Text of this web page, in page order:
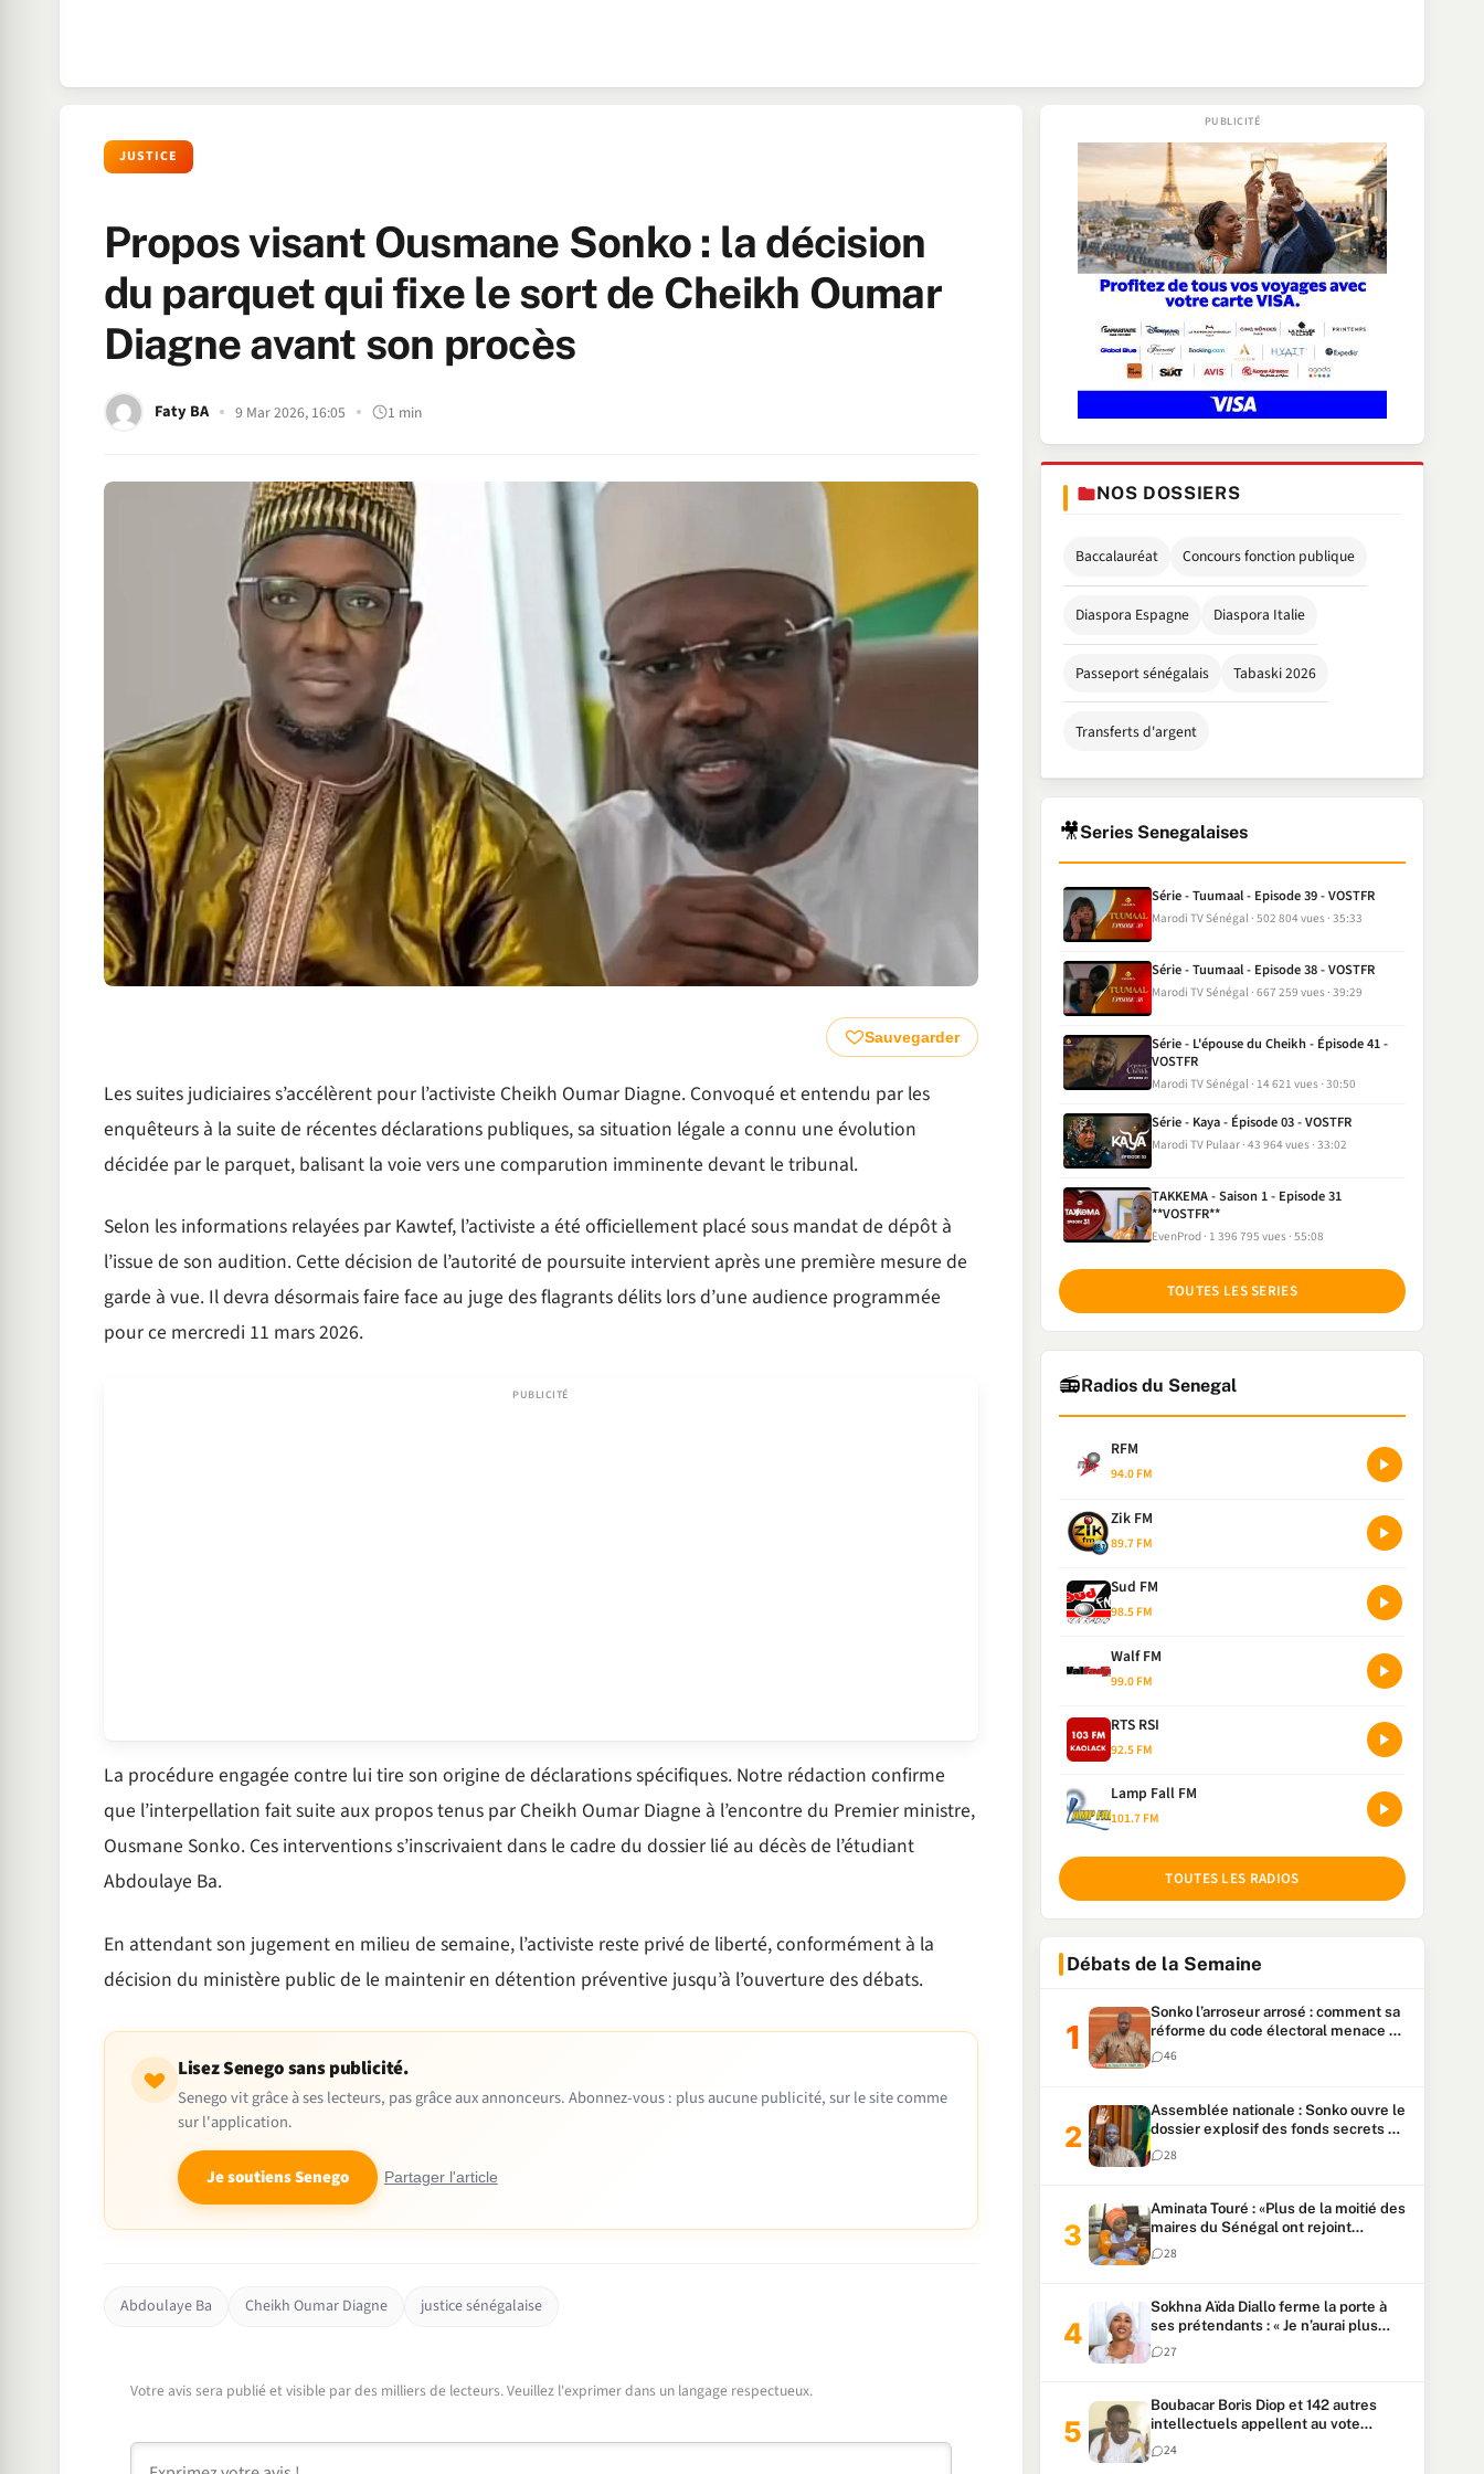
JUSTICE
Propos visant Ousmane Sonko : la décision
du parquet qui fixe le sort de Cheikh Oumar
Diagne avant son procès
Faty BA 9 Mar 2026, 16:05 1 min
Sauvegarder
Les suites judiciaires s’accélèrent pour l’activiste Cheikh Oumar Diagne. Convoqué et entendu par les
enquêteurs à la suite de récentes déclarations publiques, sa situation légale a connu une évolution
décidée par le parquet, balisant la voie vers une comparution imminente devant le tribunal.
Selon les informations relayées par Kawtef, l’activiste a été officiellement placé sous mandat de dépôt à
l’issue de son audition. Cette décision de l’autorité de poursuite intervient après une première mesure de
garde à vue. Il devra désormais faire face au juge des flagrants délits lors d’une audience programmée
pour ce mercredi 11 mars 2026.
La procédure engagée contre lui tire son origine de déclarations spécifiques. Notre rédaction confirme
que l’interpellation fait suite aux propos tenus par Cheikh Oumar Diagne à l’encontre du Premier ministre,
Ousmane Sonko. Ces interventions s’inscrivaient dans le cadre du dossier lié au décès de l’étudiant
Abdoulaye Ba.
En attendant son jugement en milieu de semaine, l’activiste reste privé de liberté, conformément à la
décision du ministère public de le maintenir en détention préventive jusqu’à l’ouverture des débats.
Lisez Senego sans publicité.
Senego vit grâce à ses lecteurs, pas grâce aux annonceurs. Abonnez-vous : plus aucune publicité, sur le site comme
sur l'application.
Je soutiens Senego Partager l'article
Abdoulaye Ba Cheikh Oumar Diagne justice sénégalaise
Votre avis sera publié et visible par des milliers de lecteurs. Veuillez l'exprimer dans un langage respectueux.
Commentaire
NOS DOSSIERS
Baccalauréat Concours fonction publique
Diaspora Espagne Diaspora Italie
Passeport sénégalais Tabaski 2026
Transferts d'argent
🎥Series Senegalaises
Série - Tuumaal - Episode 39 - VOSTFR
Marodi TV Sénégal 502 804 vues 35:33
Série - Tuumaal - Episode 38 - VOSTFR
Marodi TV Sénégal 667 259 vues 39:29
Série - L'épouse du Cheikh - Épisode 41 -
VOSTFR
Marodi TV Sénégal 14 621 vues 30:50
Série - Kaya - Épisode 03 - VOSTFR
Marodi TV Pulaar 43 964 vues 33:02
TAKKEMA - Saison 1 - Episode 31
**VOSTFR**
EvenProd 1 396 795 vues 55:08
TOUTES LES SERIES
📻Radios du Senegal
RFM
94.0 FM
Zik FM
89.7 FM
Sud FM
98.5 FM
Walf FM
99.0 FM
RTS RSI
92.5 FM
Lamp Fall FM
101.7 FM
TOUTES LES RADIOS
Débats de la Semaine
Sonko l’arroseur arrosé : comment sa
réforme du code électoral menace sa
candidature
46
Assemblée nationale : Sonko ouvre le
dossier explosif des fonds secrets et
du patrimoine présidentiel
28
Aminata Touré : «Plus de la moitié des
maires du Sénégal ont rejoint
Kiiraay»
28
Sokhna Aïda Diallo ferme la porte à
ses prétendants : « Je n’aurai plus
jamais un autre mari »
27
Boubacar Boris Diop et 142 autres
intellectuels appellent au vote
urgent de la révision
constitutionnelle
24